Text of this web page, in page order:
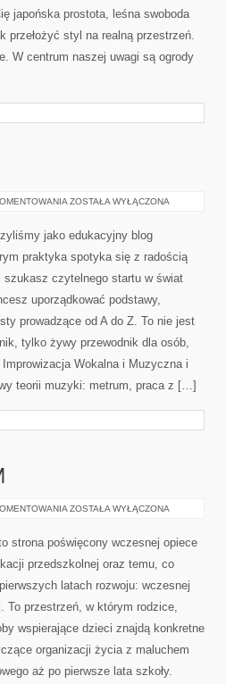
japońska prostota, leśna swoboda
przełożyć styl na realną przestrzeń.
W centrum naszej uwagi są ogrody
INSTRUMENTY
ZOSTAŁA WYŁĄCZONA
jako edukacyjny blog
praktyka spotyka się z radością
szukasz czytelnego startu w świat
uporządkować podstawy,
prowadzące od A do Z. To nie jest
tylko żywy przewodnik dla osób,
Wokalna i Muzyczna i
teorii muzyki: metrum, praca z […]
KOMUNIKACJA
ZOSTAŁA WYŁĄCZONA
strona poświęcony wczesnej opiece
przedszkolnej oraz temu, co
latach rozwoju: wczesnej
To przestrzeń, w którym rodzice,
wspierające dzieci znajdą konkretne
organizacji życia z maluchem
aż po pierwsze lata szkoły.